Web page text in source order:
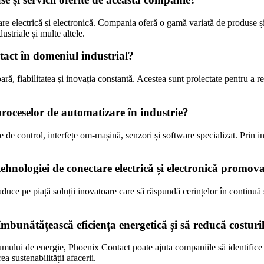
electrică și electronică. Compania oferă o gamă variată de
și multe altele.
în domeniul industrial?
fiabilitatea și inovația constantă. Acestea sunt proiectate pentru
de automatizare în industrie?
control, interfețe om-mașină, senzori și software specializat. Prin
de conectare electrică și electronică
pe piață soluții inovatoare care să răspundă cerințelor în
eficiența energetică și să reducă
de energie, Phoenix Contact poate ajuta companiile să
sustenabilității afacerii.